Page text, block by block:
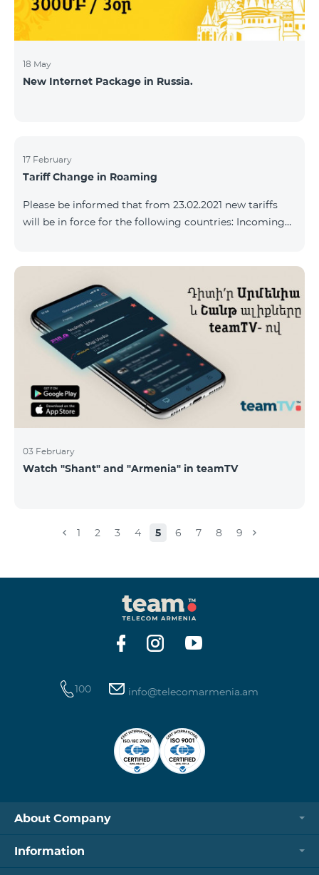
18 May
New Internet Package in Russia.
17 February
Tariff Change in Roaming
Please be informed that from 23.02.2021 new tariffs
will be in force for the following countries: Incoming
SMS – 250 AMD Internet – 7000 AMD/MB Country list:
Bermuda, Burkina Faso, Cape Verde, Cuba, Equatorial
Guinea, Ethiopia, Gambia, Guinea, Madagascar, Malawi,
Maldives, Mongolia, Namibia, Niger,
03 February
Watch "Shant" and "Armenia" in teamTV
1 2 3 4 5 6 7 8 9
100 info@telecomarmenia.am
About Company
Information